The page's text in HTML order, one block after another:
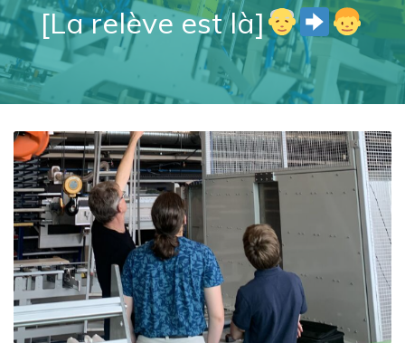
[La relève est là]